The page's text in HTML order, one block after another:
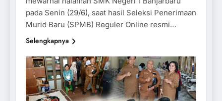
pada Senin (29/6), saat hasil Seleksi Penerimaan
Murid Baru (SPMB) Reguler Online resmi…
Selengkapnya